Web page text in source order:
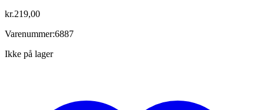
kr.219,00
Varenummer:6887
Ikke på lager